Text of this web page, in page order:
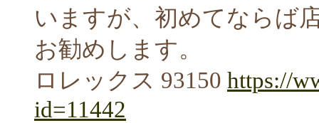
いますが、初めてならば
お勧めします。
ロレックス 93150 https://
id=11442